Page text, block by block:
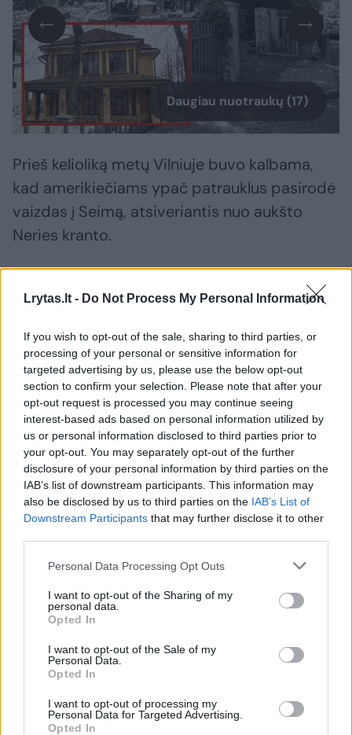
Lrytas.lt - Do Not Process My Personal Information
If you wish to opt-out of the sale, sharing to third parties, or
processing of your personal or sensitive information for
targeted advertising by us, please use the below opt-out
section to confirm your selection. Please note that after your
opt-out request is processed you may continue seeing
interest-based ads based on personal information utilized by
us or personal information disclosed to third parties prior to
your opt-out. You may separately opt-out of the further
disclosure of your personal information by third parties on the
IAB’s list of downstream participants. This information may
also be disclosed by us to third parties on the IAB’s List of
Downstream Participants that may further disclose it to other
Personal Data Processing Opt Outs
I want to opt-out of the Sharing of my
personal data.
Opted In
I want to opt-out of the Sale of my
Personal Data.
Opted In
I want to opt-out of processing my
Personal Data for Targeted Advertising.
Opted In
Daugiau nuotraukų (17)
Prieš kelioliką metų Vilniuje buvo kalbama,
kad amerikiečiams ypač patrauklus pasirodė
vaizdas į Seimą, atsiveriantis nuo aukšto
Neries kranto.
Psichoterapijos centras buvo iškraustytas į
Vasaros gatvės ligoninę, o vėliau likviduotas,
amerikiečiai čia kurtis atsisakė.
Psichiatras – psichoterapeutas, VU
profesorius Eugenijus Laurinaitis vadovavo
Pasichoterapijos centrui, kai jis buvo
kraustomas iš Maloniosios gatvės.
Psichoterapijos centras buvo pirmasis ir
vienintelis visoje Sovietų Sąjungoje.
Norite skaityti toliau?